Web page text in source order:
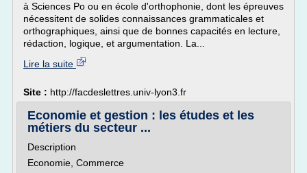
à Sciences Po ou en école d'orthophonie, dont les épreuves
nécessitent de solides connaissances grammaticales et
orthographiques, ainsi que de bonnes capacités en lecture,
rédaction, logique, et argumentation. La...
Lire la suite
Site : http://facdeslettres.univ-lyon3.fr
Economie et gestion : les études et les
métiers du secteur ...
Description
Economie, Commerce